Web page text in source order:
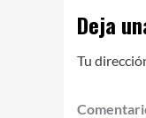
Deja
Tu